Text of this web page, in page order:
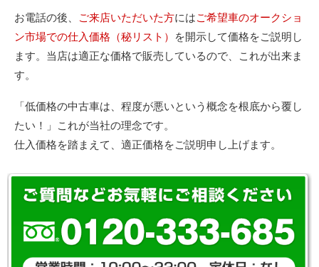
お電話の後、 ご来店いただいた方にはご希望車のオークショ
ン市場での仕入価格（秘リスト）
を開示して価格をご説明し
ます。当店は適正な価格で販売しているので、これが出来ま
す。
「低価格の中古車は、程度が悪いという概念を根底から覆し
たい！」これが当社の理念です。
仕入価格を踏まえて、適正価格をご説明申し上げます。